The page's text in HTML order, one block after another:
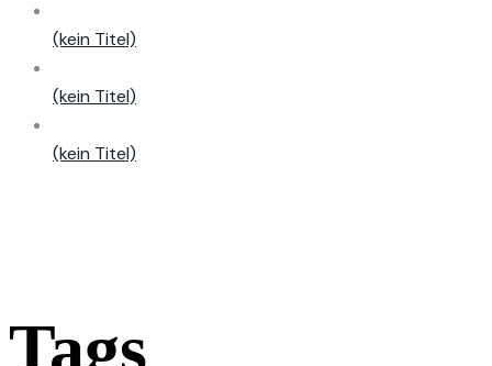
(kein Titel)
(kein Titel)
(kein Titel)
Tags